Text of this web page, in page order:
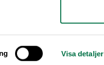
Visa detaljer